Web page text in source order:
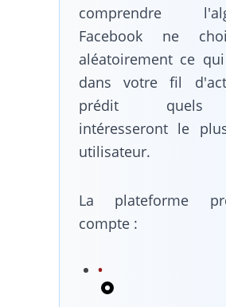
comprendre
Facebook ne
aléatoirement ce
dans votre fil
prédit quels
intéresseront le
utilisateur.
La plateforme
compte :